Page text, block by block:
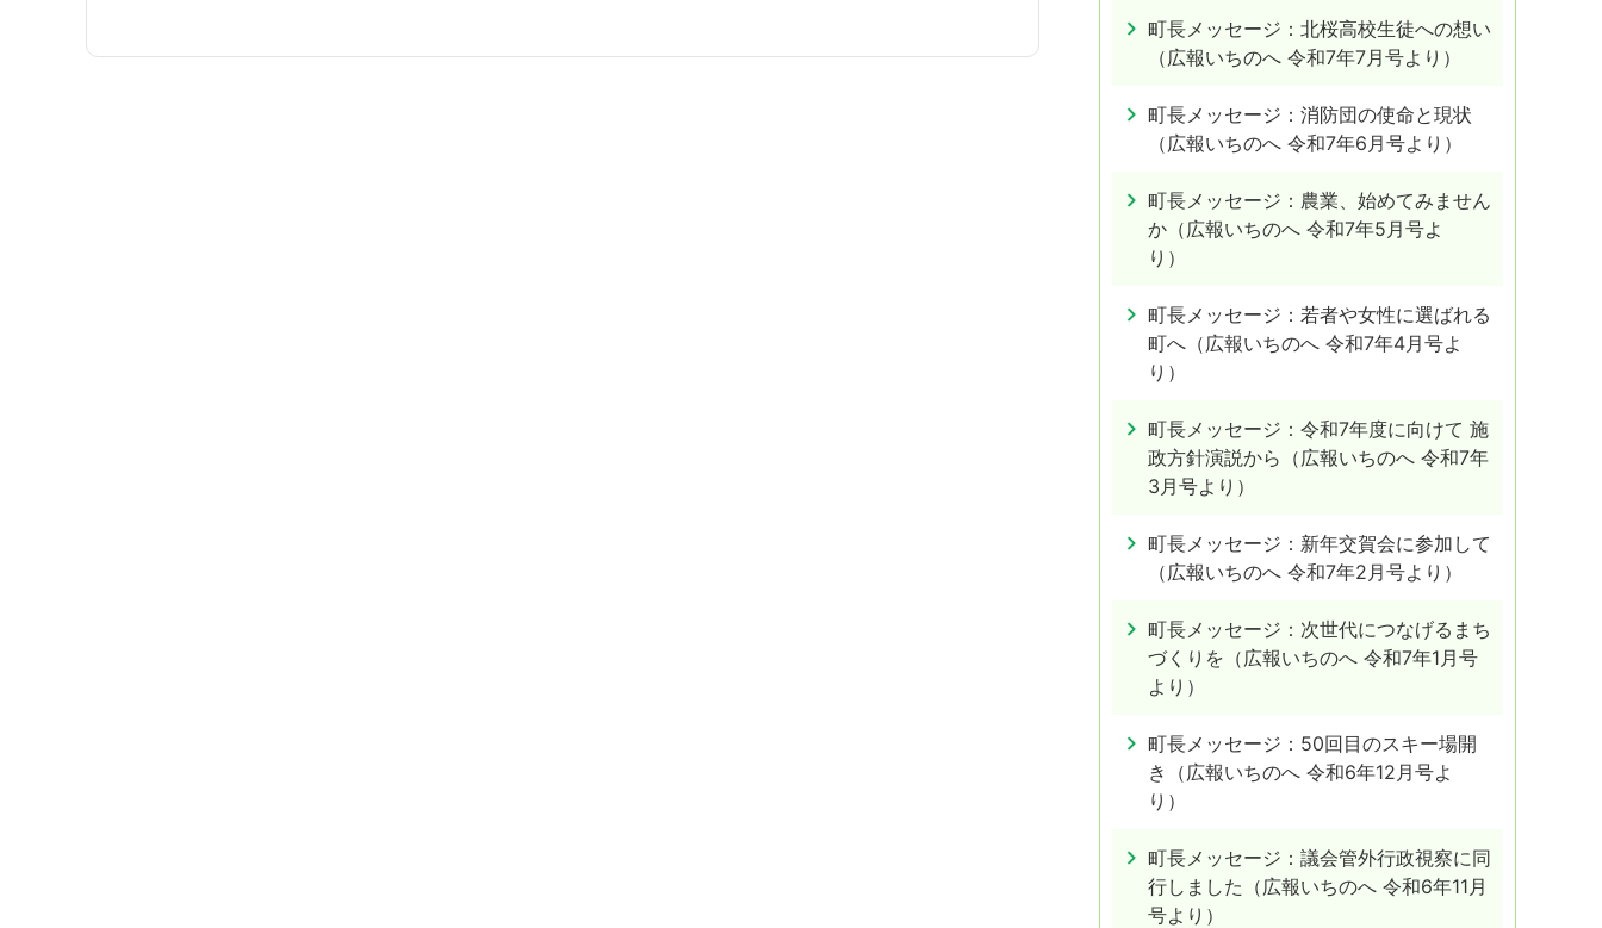
町長メッセージ：北桜高校生徒への想い
（広報いちのへ 令和7年7月号より）
町長メッセージ：消防団の使命と現状
（広報いちのへ 令和7年6月号より）
町長メッセージ：農業、始めてみません
か（広報いちのへ 令和7年5月号よ
り）
町長メッセージ：若者や女性に選ばれる
町へ（広報いちのへ 令和7年4月号よ
り）
町長メッセージ：令和7年度に向けて 施
政方針演説から（広報いちのへ 令和7年
3月号より）
町長メッセージ：新年交賀会に参加して
（広報いちのへ 令和7年2月号より）
町長メッセージ：次世代につなげるまち
づくりを（広報いちのへ 令和7年1月号
より）
町長メッセージ：50回目のスキー場開
き（広報いちのへ 令和6年12月号よ
り）
町長メッセージ：議会管外行政視察に同
行しました（広報いちのへ 令和6年11月
号より）